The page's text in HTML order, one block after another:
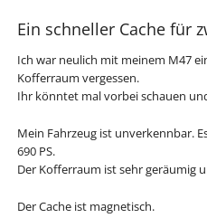
Ein schneller Cache für
Ich war neulich mit meinem M47
Kofferraum vergessen.
Ihr könntet mal vorbei schauen
Mein Fahrzeug ist unverkennbar.
690 PS.
Der Kofferraum ist sehr geräumig
Der Cache ist magnetisch.